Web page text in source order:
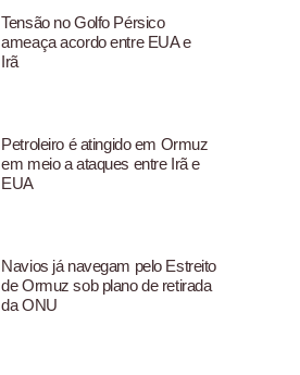
Tensão no Golfo Pérsico
ameaça acordo entre EUA e
Irã
Petroleiro é atingido em Ormuz
em meio a ataques entre Irã e
EUA
Navios já navegam pelo Estreito
de Ormuz sob plano de retirada
da ONU